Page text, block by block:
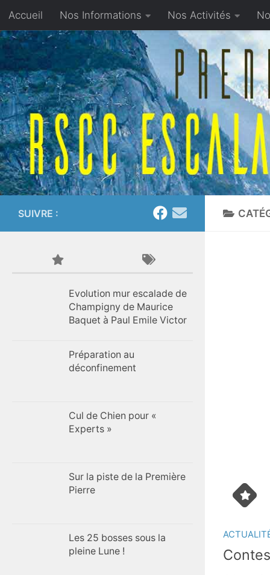
Skip to content
Accueil Nos Informations Nos Activités
Proposer un article
SUIVRE :
Evolution mur escalade de
Champigny de Maurice
Baquet à Paul Emile Victor
Préparation au
déconfinement
Cul de Chien pour «
Experts »
Sur la piste de la Première
Pierre
Les 25 bosses sous la
pleine Lune !